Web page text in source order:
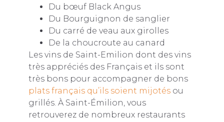
Du bœuf Black Angus
Du Bourguignon de sanglier
Du carré de veau aux girolles
De la choucroute au canard
Les vins de Saint-Emilion dont des vins
très appréciés des Français et ils sont
très bons pour accompagner de bons
plats français qu’ils soient mijotés ou
grillés. À Saint-Émilion, vous
retrouverez de nombreux restaurants